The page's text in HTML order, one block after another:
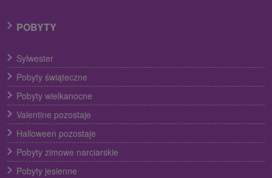
POBYTY
Sylwester
Pobyty świąteczne
Pobyty wielkanocne
Valentine pozostaje
Halloween pozostaje
Pobyty zimowe narciarskie
Pobyty jesienne